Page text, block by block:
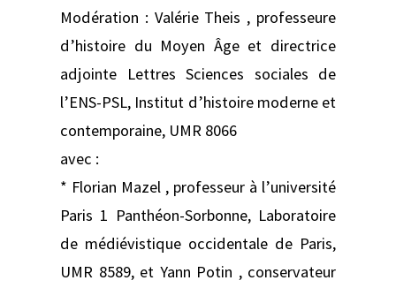
Modération : Valérie Theis , professeure
d’histoire du Moyen Âge et directrice
adjointe Lettres Sciences sociales de
l’ENS-PSL, Institut d’histoire moderne et
contemporaine, UMR 8066
avec :
* Florian Mazel , professeur à l’université
Paris 1 Panthéon-Sorbonne, Laboratoire
de médiévistique occidentale de Paris,
UMR 8589, et Yann Potin , conservateur